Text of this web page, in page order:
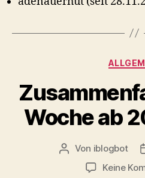
Woche ab
Beitragsautor
Von iblogbot
Keine